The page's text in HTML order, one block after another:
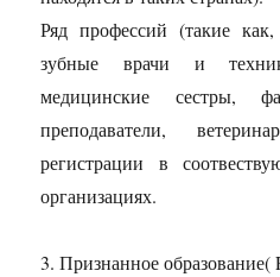
Ряд профессий (такие
зубные врачи и
медицинские сестры,
преподаватели,
регистрации в
организациях.
3. Признанное